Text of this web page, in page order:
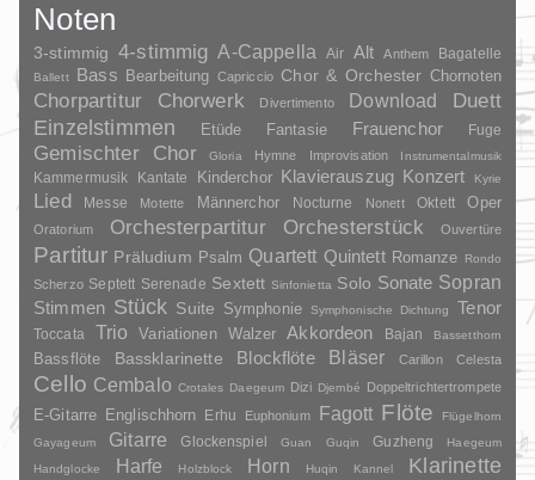
Noten
3-stimmig 4-stimmig A-Cappella Air Alt Anthem Bagatelle
Ballett Bass Bearbeitung Capriccio Chor & Orchester Chornoten
Chorpartitur Chorwerk Divertimento Download
Duett
Einzelstimmen
Etüde Fantasie Frauenchor Fuge
Gemischter Chor Gloria Hymne Improvisation Instrumentalmusik
Kammermusik Kantate Kinderchor Klavierauszug Konzert Kyrie
Lied Messe Motette Männerchor Nocturne Nonett Oktett Oper
Oratorium Orchesterpartitur Orchesterstück Ouvertüre
Partitur Präludium Psalm Quartett Quintett Romanze Rondo
Scherzo Septett Serenade Sextett Sinfonietta Solo Sonate Sopran
Stimmen Stück Suite Symphonie Symphonische Dichtung Tenor
Toccata Trio Variationen Walzer Akkordeon Bajan Bassetthorn
Bassflöte Bassklarinette Blockflöte Bläser Carillon Celesta
Cello Cembalo Crotales Daegeum Dizi Djembé Doppeltrichtertrompete
E-Gitarre Englischhorn Erhu Euphonium Fagott Flöte
Flügelhorn
Gayageum
Gitarre Glockenspiel Guan Guqin Guzheng
Haegeum
Handglocke
Harfe Holzblock Horn Huqin Kannel Klarinette